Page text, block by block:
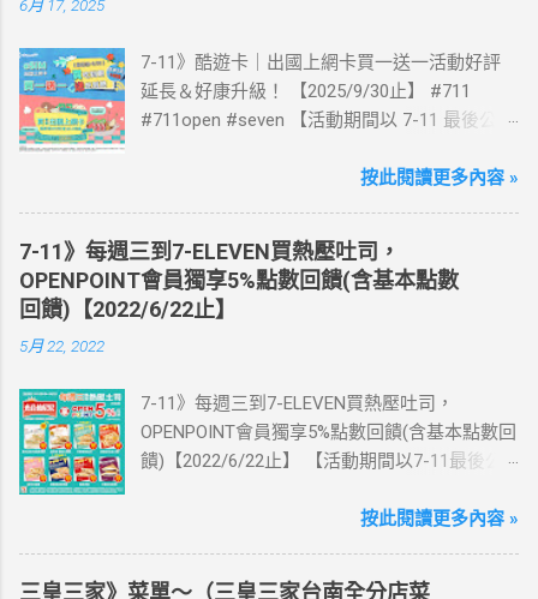
6月 17, 2025
7-11》酷遊卡｜出國上網卡買一送一活動好評
延長＆好康升級！ 【2025/9/30止】 #711
#711open #seven 【活動期間以 7-11 最後公告
國上網卡 方便、快速、享買一送一優惠！ > 實
送王品集團300元即享券。 (出國開通啟用後回
活動網站登錄 【點我登錄】 ) > eSIM出國上網
卡：好康升級！購買eSIM「吃到飽」方案；即
送同天數「吃到飽」方案。 (例：買1張日本5天
來超商買省錢又方便💰 ·活動詳情：好康優惠看
這邊 【點我看好康優惠】 ·eSIM ibon 購買教學
【點我觀看教學】 📲 全球上網首選，速度穩
澳、美國、菲律賓、歐洲、土耳其 熱門地區通
通有 📲 立即取卡免等待超便利 ✈️ 180天彈性開
通不怕過期 🧳 一人買兩人用，享受出國網路自
按此閱讀更多內容 »
7-11》每週三到7-ELEVEN買熱壓吐司，
OPENPOINT會員獨享5%點數回饋(含基本點數
回饋)【2022/6/22止】
5月 22, 2022
7-11》每週三到7-ELEVEN買熱壓吐司，
OPENPOINT會員獨享5%點數回饋(含基本點數回
饋)【2022/6/22止】 【活動期間以7-11最後公
111/5/4~6/22 每週三到7-ELEVEN買熱壓吐司
饋) 【販售門市查詢】
按此閱讀更多內容 »
三皇三家》菜單～（三皇三家台南全分店菜